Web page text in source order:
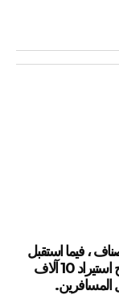
الأصناف ، فيما استقبل
ميناء جن جن بجيجل 97 حافلة ، في إطار برنامج استيراد 10 آلاف
المسافرين.